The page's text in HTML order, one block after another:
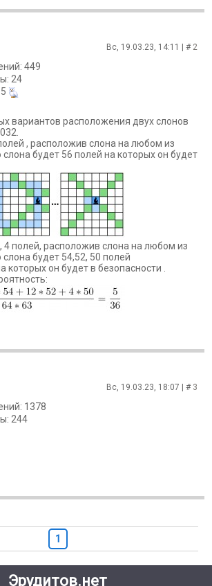
Вс, 19.03.23, 14:11 | # 2
449
24
вариантов расположения двух слонов
, расположив слона на любом из
слона будет 56 полей на которых он будет
4 полей, расположив слона на любом из
слона будет 54,52, 50 полей
которых он будет в безопасности .
Вс, 19.03.23, 18:07 | # 3
1378
244
1
Эрудитов.нет